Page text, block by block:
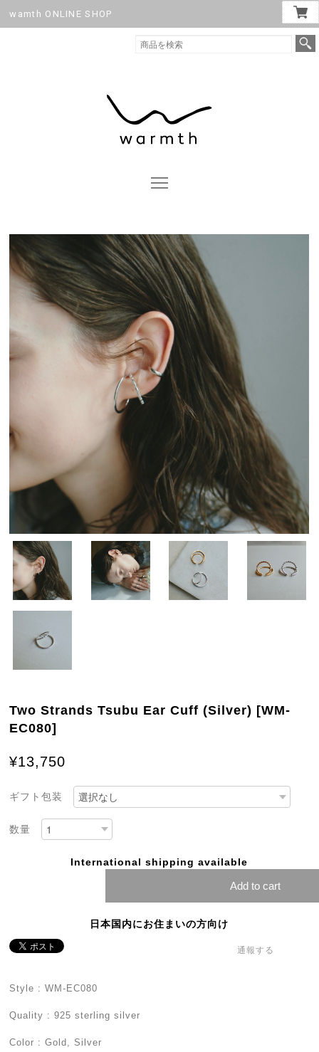
wamth ONLINE SHOP
Two Strands Tsubu Ear Cuff (Silver) [WM-
EC080]
¥13,750
ギフト包装
数量
International shipping available
Add to cart
日本国内にお住まいの方向け
通報する
Style : WM-EC080
Quality : 925 sterling silver
Color : Gold, Silver